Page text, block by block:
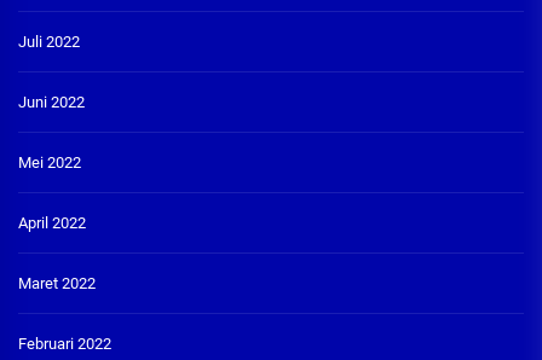
Juli 2022
Juni 2022
Mei 2022
April 2022
Maret 2022
Februari 2022